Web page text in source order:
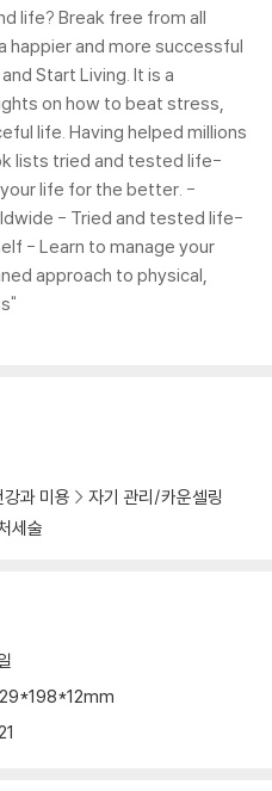
life? Break free from all
happier and more successful
Start Living. It is a
on how to beat stress,
life. Having helped millions
lists tried and tested life-
life for the better. -
- Tried and tested life-
- Learn to manage your
approach to physical,
강과 미용
자기 관리/카운셀링
세술